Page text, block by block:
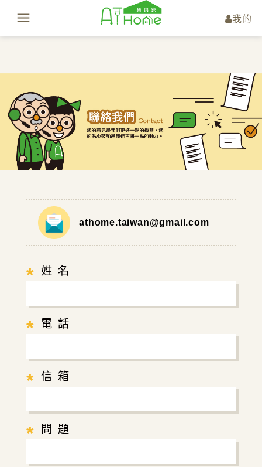
我的
athome.taiwan@gmail.com
* 姓 名
* 電 話
* 信 箱
* 問 題